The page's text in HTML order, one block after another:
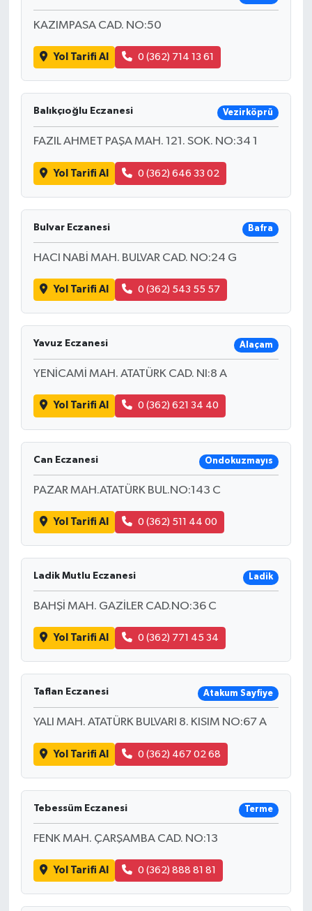
KAZIMPASA CAD. NO:50
Yol Tarifi Al 0 (362) 714 13 61
Balıkçıoğlu Eczanesi Vezirköprü
FAZIL AHMET PAŞA MAH. 121. SOK. NO:34 1
Yol Tarifi Al 0 (362) 646 33 02
Bulvar Eczanesi Bafra
HACI NABİ MAH. BULVAR CAD. NO:24 G
Yol Tarifi Al 0 (362) 543 55 57
Yavuz Eczanesi Alaçam
YENİCAMİ MAH. ATATÜRK CAD. NI:8 A
Yol Tarifi Al 0 (362) 621 34 40
Can Eczanesi Ondokuzmayıs
PAZAR MAH.ATATÜRK BUL.NO:143 C
Yol Tarifi Al 0 (362) 511 44 00
Ladik Mutlu Eczanesi Ladik
BAHŞİ MAH. GAZİLER CAD.NO:36 C
Yol Tarifi Al 0 (362) 771 45 34
Taflan Eczanesi Atakum Sayfiye
YALI MAH. ATATÜRK BULVARI 8. KISIM NO:67 A
Yol Tarifi Al 0 (362) 467 02 68
Tebessüm Eczanesi Terme
FENK MAH. ÇARŞAMBA CAD. NO:13
Yol Tarifi Al 0 (362) 888 81 81